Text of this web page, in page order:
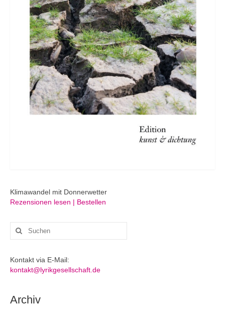
Klimawandel mit Donnerwetter
Rezensionen lesen | Bestellen
Suchen
nach:
Kontakt via E-Mail:
kontakt@lyrikgesellschaft.de
Archiv